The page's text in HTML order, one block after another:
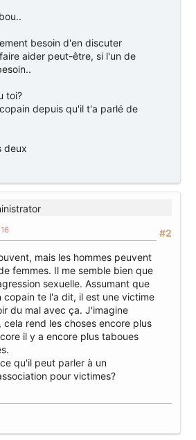
besoin d'en discuter
aider peut-être, si l'un de
toi?
depuis qu'il t'a parlé de
deux
#2
mais les hommes peuvent
femmes. Il me semble bien que
sexuelle. Assumant que
copain te l'a dit, il est une victime
du mal avec ça. J'imagine
rend les choses encore plus
il y a encore plus taboues
qu'il peut parler à un
pour victimes?